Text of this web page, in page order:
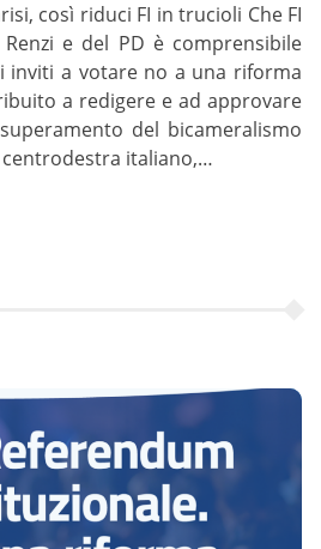
così riduci FI in trucioli Che FI
e del PD è comprensibile
inviti a votare no a una riforma
a redigere e ad approvare
del bicameralismo
italiano,…